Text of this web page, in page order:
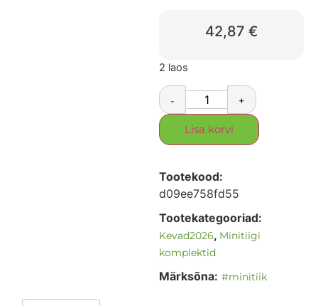
42,87 €
2 laos
- +
Lisa korvi
Tootekood:
d09ee758fd55
Tootekategooriad:
Kevad2026, Minitiigi
komplektid
Märksõna: #minitiik